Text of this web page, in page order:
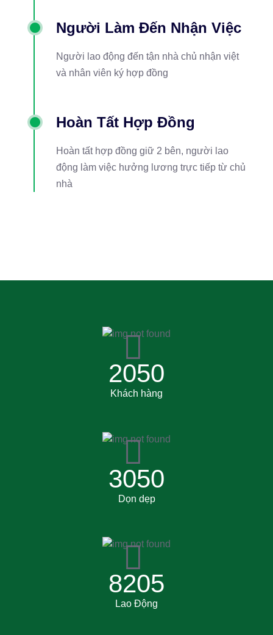
Người Làm Đến Nhận Việc
Người lao động đến tận nhà chủ nhận việt
và nhân viên ký hợp đồng
Hoàn Tất Hợp Đồng
Hoàn tất hợp đồng giữ 2 bên, người lao
động làm việc hưởng lương trực tiếp từ chủ
nhà
2050
Khách hàng
3050
Dọn dẹp
8205
Lao Động